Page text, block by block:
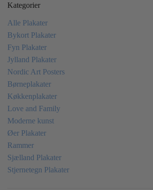
Kategorier
Alle Plakater
Bykort Plakater
Fyn Plakater
Jylland Plakater
Nordic Art Posters
Børneplakater
Køkkenplakater
Love and Family
Moderne kunst
Øer Plakater
Rammer
Sjælland Plakater
Stjernetegn Plakater